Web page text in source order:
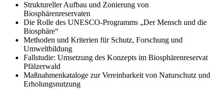
Struktureller Aufbau und Zonierung von
Biosphärenreservaten
Die Rolle des UNESCO-Programms „Der Mensch und die
Biosphäre“
Methoden und Kriterien für Schutz, Forschung und
Umweltbildung
Fallstudie: Umsetzung des Konzepts im Biosphärenreservat
Pfälzerwald
Maßnahmenkataloge zur Vereinbarkeit von Naturschutz und
Erholungsnutzung